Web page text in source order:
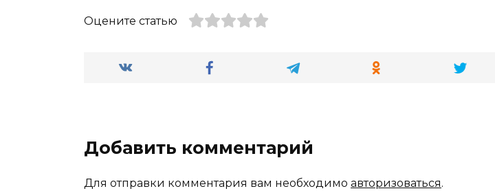
Оцените статью
Добавить комментарий
Для отправки комментария вам необходимо авторизоваться.